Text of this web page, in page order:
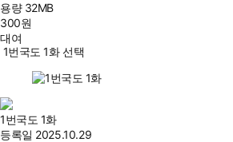
용량 32MB
300원
대여
1번국도 1화 선택
1번국도 1화
등록일 2025.10.29